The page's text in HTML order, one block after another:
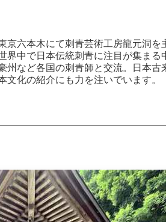
京六本木にて刺青芸術工房龍元洞を
界中で日本伝統刺青に注目が集ま
州など各国の刺青師と交流。日本古
文化の紹介にも力を注いでいます。